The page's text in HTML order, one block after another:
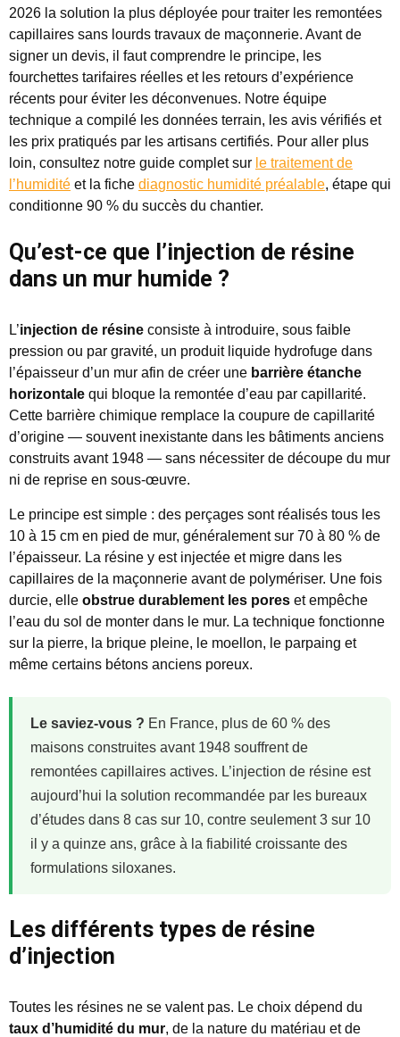
2026 la solution la plus déployée pour traiter les remontées
capillaires sans lourds travaux de maçonnerie. Avant de
signer un devis, il faut comprendre le principe, les
fourchettes tarifaires réelles et les retours d’expérience
récents pour éviter les déconvenues. Notre équipe
technique a compilé les données terrain, les avis vérifiés et
les prix pratiqués par les artisans certifiés. Pour aller plus
loin, consultez notre guide complet sur le traitement de
l’humidité et la fiche diagnostic humidité préalable, étape qui
conditionne 90 % du succès du chantier.
Qu’est-ce que l’injection de résine
dans un mur humide ?
L’injection de résine consiste à introduire, sous faible
pression ou par gravité, un produit liquide hydrofuge dans
l’épaisseur d’un mur afin de créer une barrière étanche
horizontale qui bloque la remontée d’eau par capillarité.
Cette barrière chimique remplace la coupure de capillarité
d’origine — souvent inexistante dans les bâtiments anciens
construits avant 1948 — sans nécessiter de découpe du mur
ni de reprise en sous-œuvre.
Le principe est simple : des perçages sont réalisés tous les
10 à 15 cm en pied de mur, généralement sur 70 à 80 % de
l’épaisseur. La résine y est injectée et migre dans les
capillaires de la maçonnerie avant de polymériser. Une fois
durcie, elle obstrue durablement les pores et empêche
l’eau du sol de monter dans le mur. La technique fonctionne
sur la pierre, la brique pleine, le moellon, le parpaing et
même certains bétons anciens poreux.
Le saviez-vous ? En France, plus de 60 % des
maisons construites avant 1948 souffrent de
remontées capillaires actives. L’injection de résine est
aujourd’hui la solution recommandée par les bureaux
d’études dans 8 cas sur 10, contre seulement 3 sur 10
il y a quinze ans, grâce à la fiabilité croissante des
formulations siloxanes.
Les différents types de résine
d’injection
Toutes les résines ne se valent pas. Le choix dépend du
taux d’humidité du mur, de la nature du matériau et de